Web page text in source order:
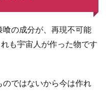
の成分が、再現不可能
も宇宙人が作った物です
のではないから今は作れ